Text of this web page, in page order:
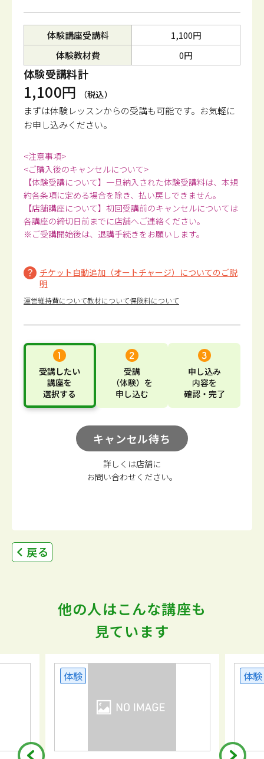
体験講座受講料
1,100円
体験教材費
0円
体験受講料計
1,100円 （税込）
まずは体験レッスンからの受講も可能です。 お気軽に
お申し込みください。
<注意事項>
<ご購入後のキャンセルについて>
【体験受講について】一旦納入された体験受講料は、本規
約各条項に定める場合を除き、払い戻しできません。
【店舗講座について】初回受講前のキャンセルについては
各講座の締切日前までに店舗へご連絡ください。
※ご受講開始後は、退講手続きをお願いします。
チケット自動追加（オートチャージ）についてのご説
明
運営維持費について教材について保険料について
受講したい
講座を
選択する
受講
（体験） を
申し込む
申し込み
内容を
確認・完了
キャンセル待ち
詳しくは店舗に
お問い合わせください。
戻る
他の人はこんな講座も
見ています
体験 体験